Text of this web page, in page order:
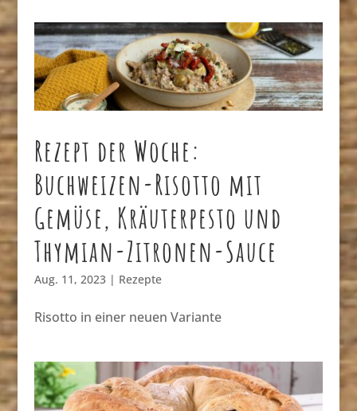
Rezept der Woche:
Buchweizen-Risotto mit
Gemüse, Kräuterpesto und
Thymian-Zitronen-Sauce
Aug. 11, 2023| Rezepte
Risotto in einer neuen Variante